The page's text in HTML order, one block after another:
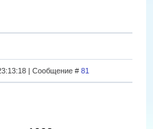
| Сообщение # 81